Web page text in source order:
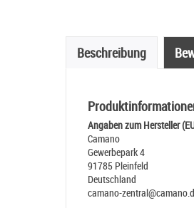
Beschreibung
Angaben zum Hersteller
Camano
Gewerbepark 4
91785 Pleinfeld
Deutschland
camano-